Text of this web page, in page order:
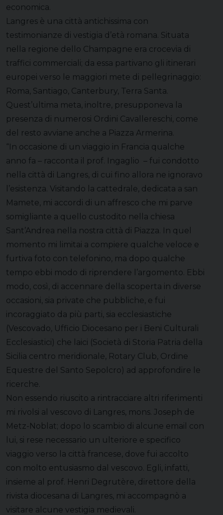
economica.
Langres è una città antichissima con
testimonianze di vestigia d’età romana. Situata
nella regione dello Champagne era crocevia di
traffici commerciali; da essa partivano gli itinerari
europei verso le maggiori mete di pellegrinaggio:
Roma, Santiago, Canterbury, Terra Santa.
Quest’ultima meta, inoltre, presupponeva la
presenza di numerosi Ordini Cavallereschi, come
del resto avviane anche a Piazza Armerina.
“In occasione di un viaggio in Francia qualche
anno fa – racconta il prof. Ingaglio – fui condotto
nella città di Langres, di cui fino allora ne ignoravo
l’esistenza. Visitando la cattedrale, dedicata a san
Mamete, mi accordi di un affresco che mi parve
somigliante a quello custodito nella chiesa
Sant’Andrea nella nostra città di Piazza. In quel
momento mi limitai a compiere qualche veloce e
furtiva foto con telefonino, ma dopo qualche
tempo ebbi modo di riprendere l’argomento. Ebbi
modo, così, di accennare della scoperta in diverse
occasioni, sia private che pubbliche, e fui
incoraggiato da più parti, sia ecclesiastiche
(Vescovado, Ufficio Diocesano per i Beni Culturali
Ecclesiastici) che laici (Società di Storia Patria della
Sicilia centro meridionale, Rotary Club, Ordine
Equestre del Santo Sepolcro) ad approfondire le
ricerche.
Non essendo riuscito a rintracciare altri riferimenti
mi rivolsi al vescovo di Langres, mons. Joseph de
Metz-Noblat; dopo lo scambio di alcune email con
lui, si rese necessario un ulteriore e specifico
viaggio verso la città francese, dove fui accolto
con molto entusiasmo dal vescovo. Egli, infatti,
insieme al prof. Henri Degrutère, direttore della
rivista diocesana di Langres, mi accompagnò a
visitare alcune vestigia medievali.